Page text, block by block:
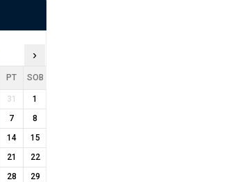
›
PT SOB
31
1
7
8
14
15
21
22
28
29